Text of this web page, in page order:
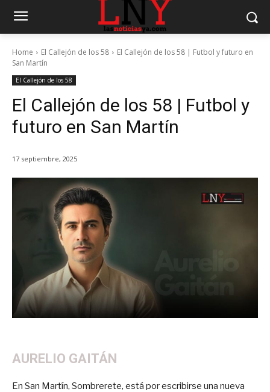
Home El Callejón de los 58
El Callejón de los 58 | Futbol y futuro en
San Martín
El Callejón de los 58
El Callejón de los 58 | Futbol y
futuro en San Martín
17 septiembre, 2025
AURELIO GAITÁN
En San Martín, Sombrerete, está por escribirse una nueva